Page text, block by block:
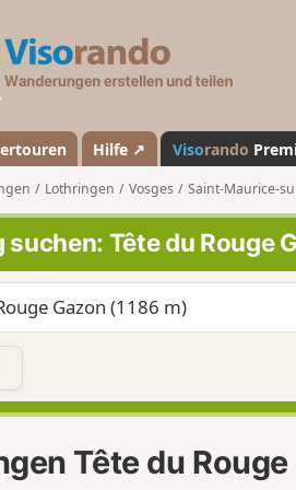
a
n
d
o
Hilfe ↗ Visorando
Lothringen Vosges Saint-Maurice-
Tête du Rouge
Tête du Rouge